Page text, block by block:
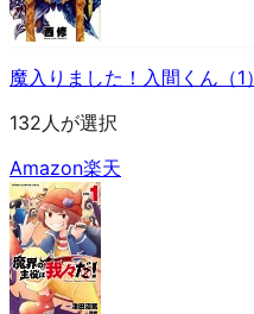
魔入りました！入間くん（1）
132人が選択
Amazon楽天